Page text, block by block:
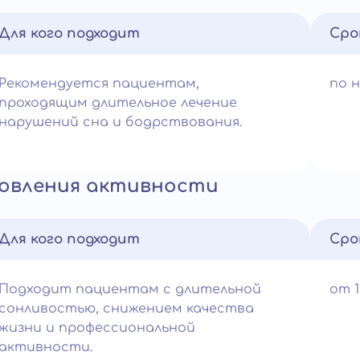
кого подходит
пациентам,
длительное лечение
сна и бодрствования.
по
активности
кого подходит
пациентам с длительной
снижением качества
и профессиональной
от